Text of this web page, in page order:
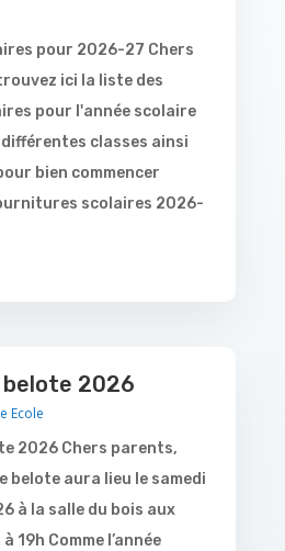
pour 2026-27 Chers
ici la liste des
pour l'année scolaire
classes ainsi
bien commencer
scolaires 2026-
belote 2026
Ecole
2026 Chers parents,
belote aura lieu le samedi
à la salle du bois aux
19h Comme l’année